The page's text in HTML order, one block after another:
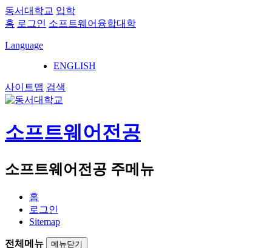
동서대학교 입학
홈 로그인 소프트웨어융합대학
Language
ENGLISH
사이트맵 검색
소프트웨어전공
소프트웨어전공 주메뉴
홈
로그인
Sitemap
전체메뉴 메뉴닫기